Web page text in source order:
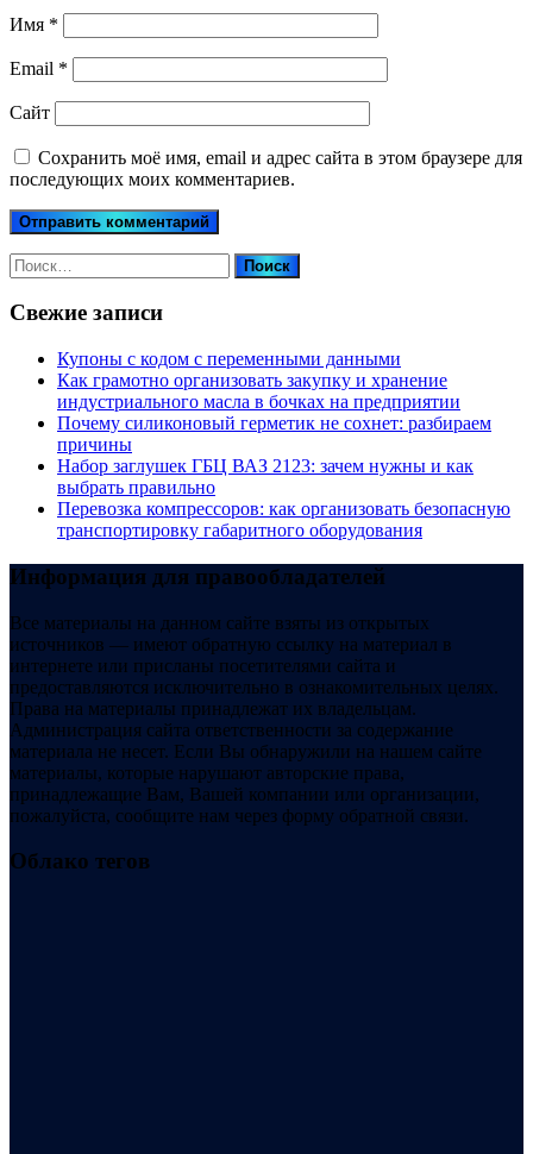
Имя *
Email *
Сайт
Сохранить моё имя, email и адрес сайта в этом браузере для
последующих моих комментариев.
Найти:
Свежие записи
Купоны c кодом с переменными данными
Как грамотно организовать закупку и хранение
индустриального масла в бочках на предприятии
Почему силиконовый герметик не сохнет: разбираем
причины
Набор заглушек ГБЦ ВАЗ 2123: зачем нужны и как
выбрать правильно
Перевозка компрессоров: как организовать безопасную
транспортировку габаритного оборудования
Информация для правообладателей
Все материалы на данном сайте взяты из открытых
источников — имеют обратную ссылку на материал в
интернете или присланы посетителями сайта и
предоставляются исключительно в ознакомительных целях.
Права на материалы принадлежат их владельцам.
Администрация сайта ответственности за содержание
материала не несет. Если Вы обнаружили на нашем сайте
материалы, которые нарушают авторские права,
принадлежащие Вам, Вашей компании или организации,
пожалуйста, сообщите нам через форму обратной связи.
Облако тегов